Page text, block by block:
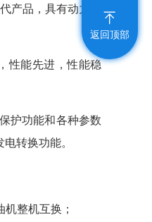
产品，具有动力性
性能先进，性能稳
护功能和各种参数
转换功能。
整机互换；
返回顶部